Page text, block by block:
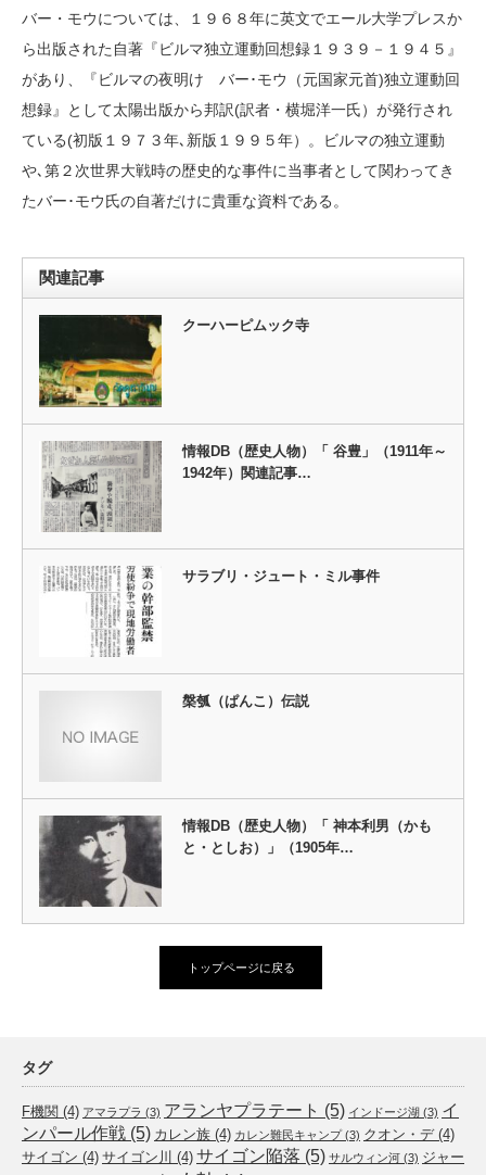
バー・モウについては、１９６８年に英文でエール大学プレスか
ら出版された自著『ビルマ独立運動回想録１９３９－１９４５』
があり、『ビルマの夜明け バー･モウ（元国家元首)独立運動回
想録』として太陽出版から邦訳(訳者・横堀洋一氏）が発行され
ている(初版１９７３年､新版１９９５年）。ビルマの独立運動
や､第２次世界大戦時の歴史的な事件に当事者として関わってき
たバー･モウ氏の自著だけに貴重な資料である。
関連記事
クーハーピムック寺
情報DB（歴史人物）「 谷豊」（1911年～
1942年）関連記事…
サラブリ・ジュート・ミル事件
槃瓠（ぱんこ）伝説
情報DB（歴史人物）「 神本利男（かも
と・としお）」（1905年…
トップページに戻る
タグ
F機関 (4) アマラプラ (3) アランヤプラテート (5) インドージ湖 (3) イ
ンパール作戦 (5) カレン族 (4) カレン難民キャンプ (3) クオン・デ(4)
サイゴン (4) サイゴン川 (4) サイゴン陥落 (5) サルウィン河 (3) ジャー